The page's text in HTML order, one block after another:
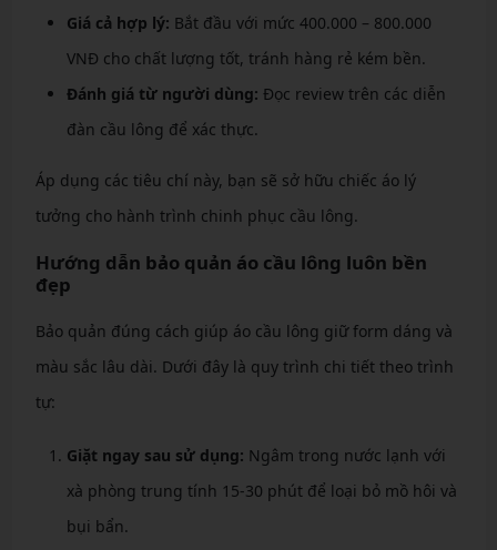
Giá cả hợp lý: Bắt đầu với mức 400.000 – 800.000
VNĐ cho chất lượng tốt, tránh hàng rẻ kém bền.
Đánh giá từ người dùng: Đọc review trên các diễn
đàn cầu lông để xác thực.
Áp dụng các tiêu chí này, bạn sẽ sở hữu chiếc áo lý
tưởng cho hành trình chinh phục cầu lông.
Hướng dẫn bảo quản áo cầu lông luôn bền
đẹp
Bảo quản đúng cách giúp áo cầu lông giữ form dáng và
màu sắc lâu dài. Dưới đây là quy trình chi tiết theo trình
tự:
Giặt ngay sau sử dụng: Ngâm trong nước lạnh với
xà phòng trung tính 15-30 phút để loại bỏ mồ hôi và
bụi bẩn.